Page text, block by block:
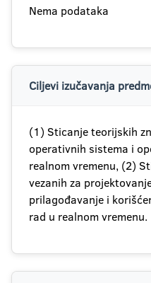
Nema podataka
Ciljevi izučavanja
(1) Sticanje teorijskih
operativnih sistema i
realnom vremenu, (2)
vezanih za
prilagođavanje i
rad u realnom vremenu.